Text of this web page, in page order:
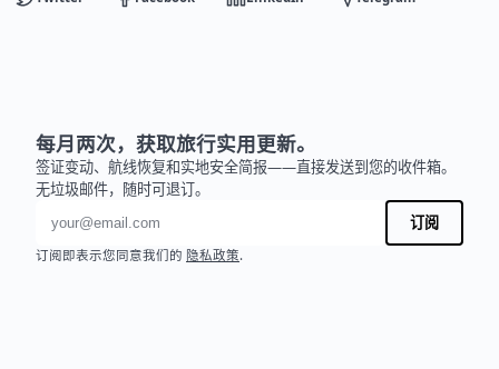
每月两次，获取旅行实用更新。
签证变动、航线恢复和实地安全简报——直接发送到您的收件箱。
无垃圾邮件，随时可退订。
电子邮件地址
订阅
订阅即表示您同意我们的 隐私政策.